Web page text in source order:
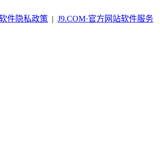
件隐私政策
J9.COM·官方网站软件服务